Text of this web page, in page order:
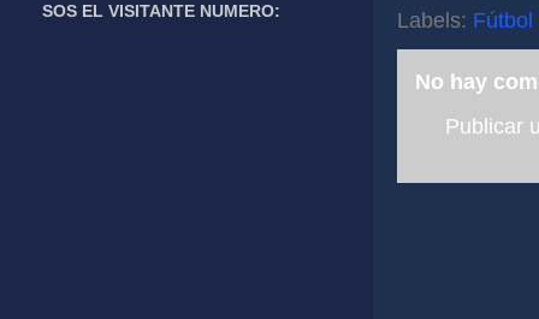
Labels: Fútbol
No hay
Publicar
SOS EL VISITANTE NUMERO: